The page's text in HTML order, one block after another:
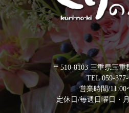
〒510-8103 三重県三重
TEL 059-
営業時間/11:00
定休日/毎週日曜日・